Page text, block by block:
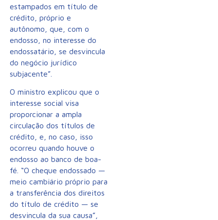
estampados em título de
crédito, próprio e
autônomo, que, com o
endosso, no interesse do
endossatário, se desvincula
do negócio jurídico
subjacente”.
O ministro explicou que o
interesse social visa
proporcionar a ampla
circulação dos títulos de
crédito, e, no caso, isso
ocorreu quando houve o
endosso ao banco de boa-
fé. “O cheque endossado —
meio cambiário próprio para
a transferência dos direitos
do título de crédito — se
desvincula da sua causa”,